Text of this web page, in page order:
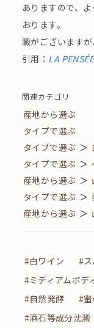
ありますので、
おります。
澱がございますが
引用： LA PENSÉE
関連カテゴリ
産地から選ぶ
タイプで選ぶ
タイプで選ぶ ＞
タイプで選ぶ ＞
産地から選ぶ ＞
タイプで選ぶ ＞
産地から選ぶ ＞
#白ワイン #
#ミディアムボデ
#自然発酵
#蜜
#酒石等成分沈澱